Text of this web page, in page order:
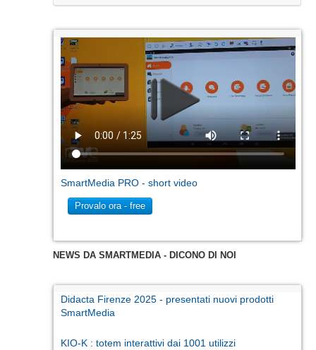
SmartMedia PRO - short video
Provalo ora - free
NEWS DA SMARTMEDIA - DICONO DI NOI
Didacta Firenze 2025 - presentati nuovi prodotti
SmartMedia
KIO-K : totem interattivi dai 1001 utilizzi